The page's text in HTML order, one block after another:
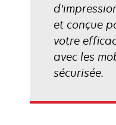
et conçue
votre
avec les
sécurisée.